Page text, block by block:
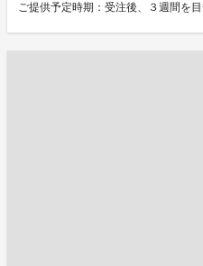
ご提供予定時期：受注後、３週間を